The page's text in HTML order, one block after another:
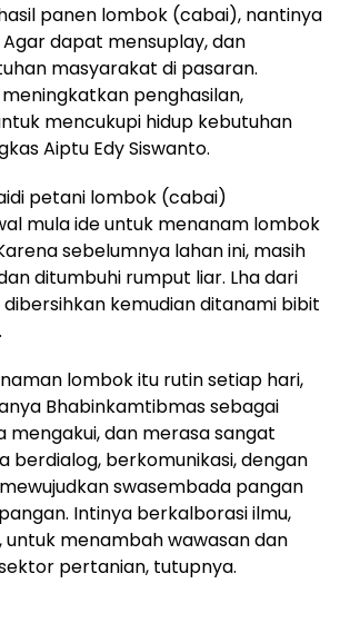
panen lombok (cabai), nantinya
dapat mensuplay, dan
masyarakat di pasaran.
penghasilan,
mencukupi hidup kebutuhan
Aiptu Edy Siswanto.
petani lombok (cabai)
mula ide untuk menanam lombok
sebelumnya lahan ini, masih
ditumbuhi rumput liar. Lha dari
kemudian ditanami bibit
lombok itu rutin setiap hari,
Bhabinkamtibmas sebagai
mengakui, dan merasa sangat
berdialog, berkomunikasi, dengan
swasembada pangan
Intinya berkalborasi ilmu,
menambah wawasan dan
pertanian, tutupnya.